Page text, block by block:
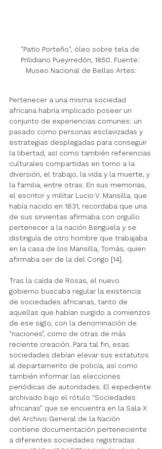
"Patio Porteño", óleo sobre tela de
Prilidiano Pueyrredón, 1850. Fuente:
Museo Nacional de Bellas Artes:
Pertenecer a una misma sociedad
africana habría implicado poseer un
conjunto de experiencias comunes: un
pasado como personas esclavizadas y
estrategias desplegadas para conseguir
la libertad, así como también referencias
culturales compartidas en torno a la
diversión, el trabajo, la vida y la muerte, y
la familia, entre otras. En sus memorias,
el escritor y militar Lucio V. Mansilla, que
había nacido en 1831, recordaba que una
de sus sirvientas afirmaba con orgullo
pertenecer a la nación Benguela y se
distinguía de otro hombre que trabajaba
en la casa de los Mansilla, Tomás, quien
afirmaba ser de la del Congo [14].
Tras la caída de Rosas, el nuevo
gobierno buscaba regular la existencia
de sociedades africanas, tanto de
aquellas que habían surgido a comienzos
de ese siglo, con la denominación de
“naciones”, como de otras de más
reciente creación. Para tal fin, esas
sociedades debían elevar sus estatutos
al departamento de policía, así como
también informar las elecciones
periódicas de autoridades. El expediente
archivado bajo el rótulo “Sociedades
africanas” que se encuentra en la Sala X
del Archivo General de la Nación
contiene documentación perteneciente
a diferentes sociedades registradas